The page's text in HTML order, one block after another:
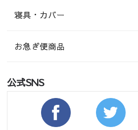
寝具・カバー
お急ぎ便商品
公式SNS